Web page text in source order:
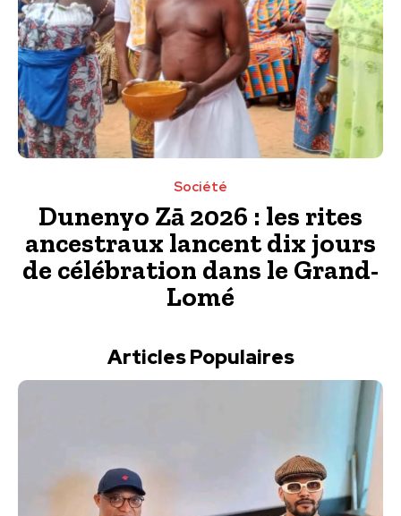
Société
Dunenyo Zā 2026 : les rites
ancestraux lancent dix jours
de célébration dans le Grand-
Lomé
Articles Populaires